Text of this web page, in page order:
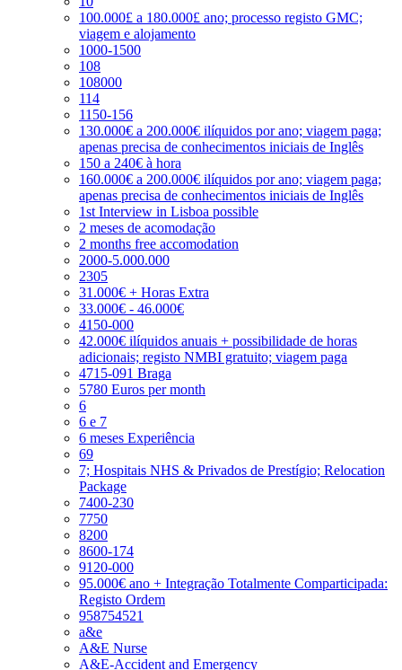
100.000£ a 180.000£ ano; processo registo GMC;
viagem e alojamento
1000-1500
108
108000
114
1150-156
130.000€ a 200.000€ ilíquidos por ano; viagem paga;
apenas precisa de conhecimentos iniciais de Inglês
150 a 240€ à hora
160.000€ a 200.000€ ilíquidos por ano; viagem paga;
apenas precisa de conhecimentos iniciais de Inglês
1st Interview in Lisboa possible
2 meses de acomodação
2 months free accomodation
2000-5.000.000
2305
31.000€ + Horas Extra
33.000€ - 46.000€
4150-000
42.000€ ilíquidos anuais + possibilidade de horas
adicionais; registo NMBI gratuito; viagem paga
4715-091 Braga
5780 Euros per month
6
6 e 7
6 meses Experiência
69
7; Hospitais NHS & Privados de Prestígio; Relocation
Package
7400-230
7750
8200
8600-174
9120-000
95.000€ ano + Integração Totalmente Comparticipada:
Registo Ordem
958754521
a&e
A&E Nurse
A&E-Accident and Emergency